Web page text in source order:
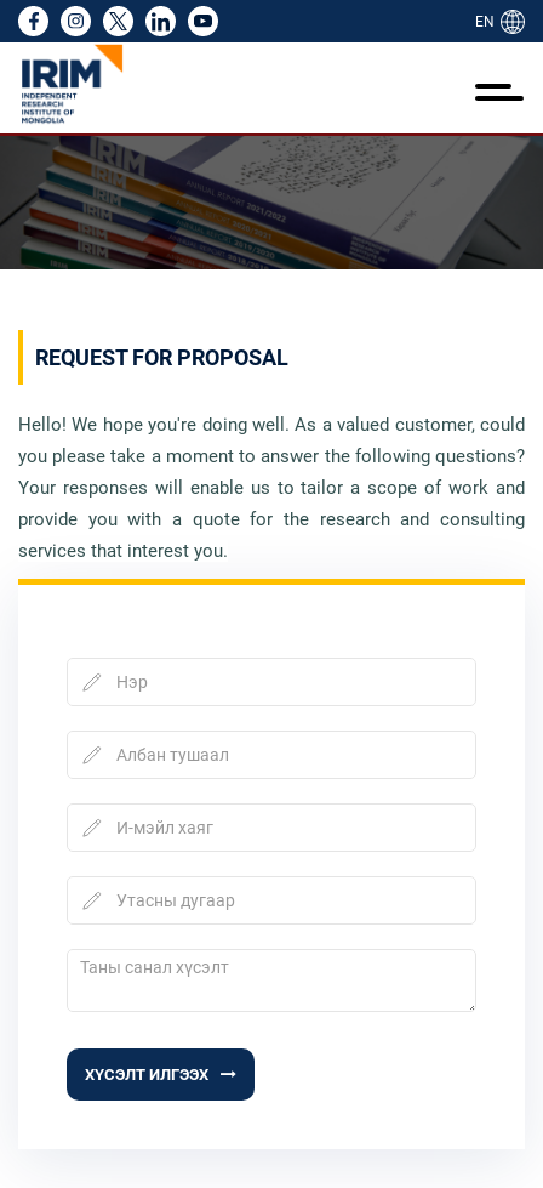
EN
тухай
тухай
тухай
стандарт, ёс зүй
ажиллагаа
шинжилгээ үнэлгээ
мэдээлэл цуглуулалтын төв
туршлага
хэмжээ
бүтээл
бүтээл
тайлан
байгууллагын цахим ил тод байдлын
нийгмийн сайн сайхан байдлын
бүтээлүүд
ажиллах
ажиллах
байр
болон дадлага
сайн дурынхан болон залуу
NGO
танилцуулга
санаачилгууд
REQUEST FOR PROPOSAL
Hello! We hope you're doing well. As a valued customer, could
you please take a moment to answer the following questions?
Your responses will enable us to tailor a scope of work and
provide you with a quote for the research and consulting
services that interest you.
ХҮСЭЛТ ИЛГЭЭХ